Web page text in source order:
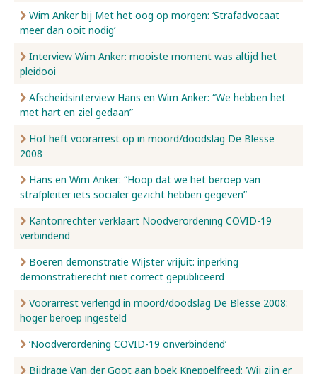
Wim Anker bij Met het oog op morgen: ‘Strafadvocaat
meer dan ooit nodig’
Interview Wim Anker: mooiste moment was altijd het
pleidooi
Afscheidsinterview Hans en Wim Anker: “We hebben het
met hart en ziel gedaan”
Hof heft voorarrest op in moord/doodslag De Blesse
2008
Hans en Wim Anker: “Hoop dat we het beroep van
strafpleiter iets socialer gezicht hebben gegeven”
Kantonrechter verklaart Noodverordening COVID-19
verbindend
Boeren demonstratie Wijster vrijuit: inperking
demonstratierecht niet correct gepubliceerd
Voorarrest verlengd in moord/doodslag De Blesse 2008:
hoger beroep ingesteld
‘Noodverordening COVID-19 onverbindend’
Bijdrage Van der Goot aan boek Kneppelfreed: ‘Wij zijn er